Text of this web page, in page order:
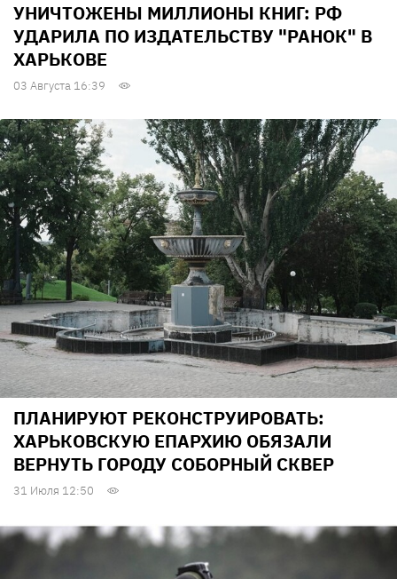
УНИЧТОЖЕНЫ МИЛЛИОНЫ КНИГ: РФ
УДАРИЛА ПО ИЗДАТЕЛЬСТВУ "РАНОК" В
ХАРЬКОВЕ
03 Августа 16:39
ПЛАНИРУЮТ РЕКОНСТРУИРОВАТЬ:
ХАРЬКОВСКУЮ ЕПАРХИЮ ОБЯЗАЛИ
ВЕРНУТЬ ГОРОДУ СОБОРНЫЙ СКВЕР
31 Июля 12:50